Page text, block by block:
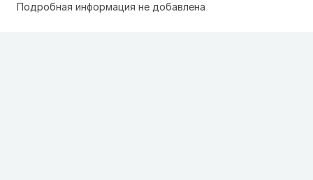
Подробная информация не добавлена